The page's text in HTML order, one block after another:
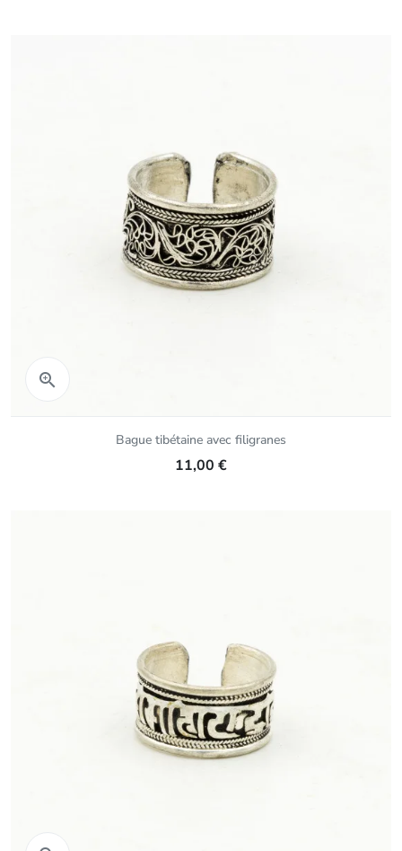

Bague tibétaine avec filigranes
11,00 €